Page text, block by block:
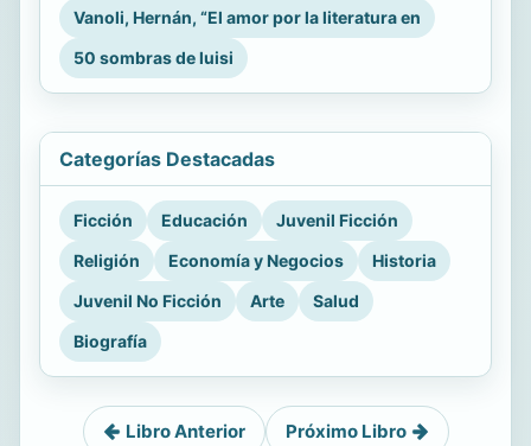
Vanoli, Hernán, “El amor por la literatura en
50 sombras de luisi
Categorías Destacadas
Ficción Educación
Juvenil Ficción
Religión
Economía y Negocios
Historia
Juvenil No Ficción
Arte
Salud
Biografía
Libro Anterior Próximo Libro